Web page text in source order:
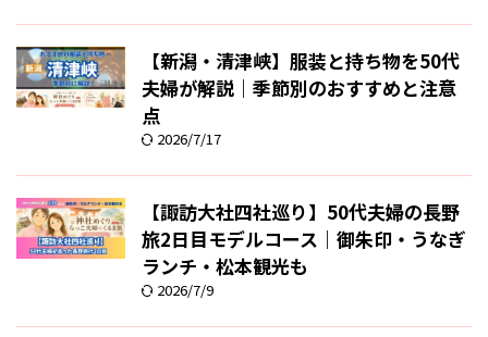
【新潟・清津峡】服装と持ち物を50代
夫婦が解説｜季節別のおすすめと注意
点
2026/7/17
【諏訪大社四社巡り】50代夫婦の長野
旅2日目モデルコース｜御朱印・うなぎ
ランチ・松本観光も
2026/7/9